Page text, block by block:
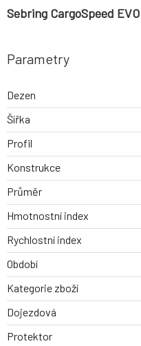
Sebring CargoSpeed
Parametry
Dezen
Šířka
Profil
Konstrukce
Průměr
Hmotnostní index
Rychlostní index
Období
Kategorie zboží
Dojezdová
Protektor